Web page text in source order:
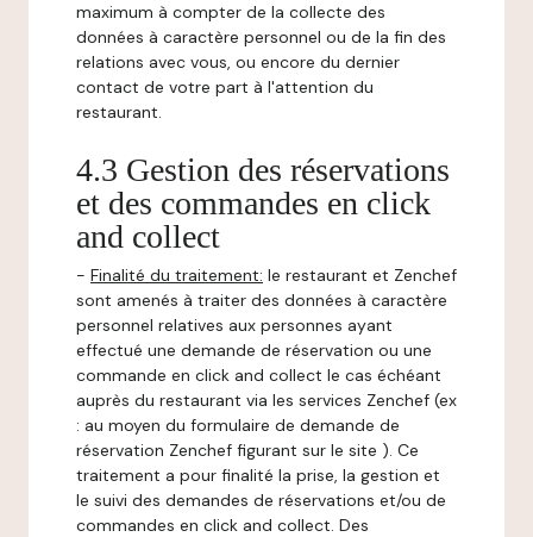
maximum à compter de la collecte des
données à caractère personnel ou de la fin des
relations avec vous, ou encore du dernier
contact de votre part à l'attention du
restaurant.
4.3 Gestion des réservations
et des commandes en click
and collect
- Finalité du traitement: le restaurant et Zenchef
sont amenés à traiter des données à caractère
personnel relatives aux personnes ayant
effectué une demande de réservation ou une
commande en click and collect le cas échéant
auprès du restaurant via les services Zenchef (ex
: au moyen du formulaire de demande de
réservation Zenchef figurant sur le site ). Ce
traitement a pour finalité la prise, la gestion et
le suivi des demandes de réservations et/ou de
commandes en click and collect. Des